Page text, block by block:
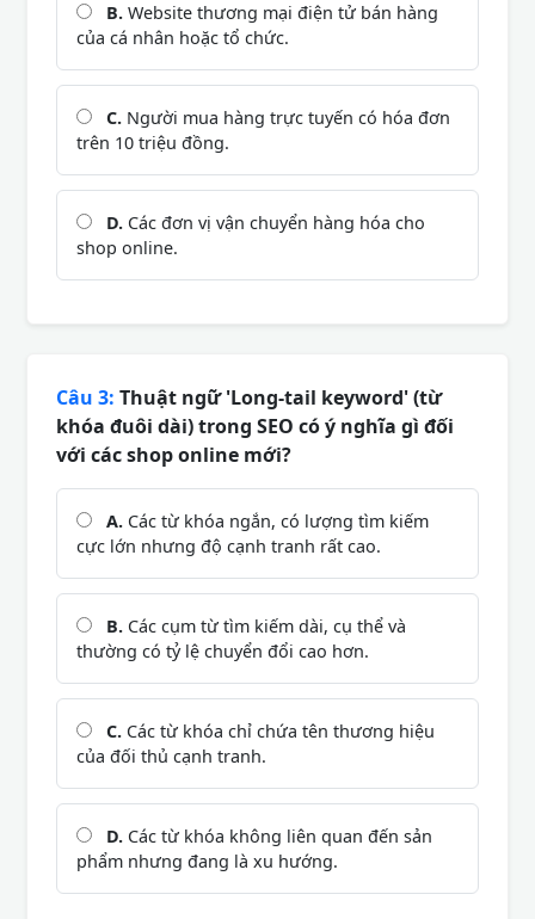
B. Website thương mại điện tử bán hàng
của cá nhân hoặc tổ chức.
C. Người mua hàng trực tuyến có hóa đơn
trên 10 triệu đồng.
D. Các đơn vị vận chuyển hàng hóa cho
shop online.
Câu 3: Thuật ngữ 'Long-tail keyword' (từ
khóa đuôi dài) trong SEO có ý nghĩa gì đối
với các shop online mới?
A. Các từ khóa ngắn, có lượng tìm kiếm
cực lớn nhưng độ cạnh tranh rất cao.
B. Các cụm từ tìm kiếm dài, cụ thể và
thường có tỷ lệ chuyển đổi cao hơn.
C. Các từ khóa chỉ chứa tên thương hiệu
của đối thủ cạnh tranh.
D. Các từ khóa không liên quan đến sản
phẩm nhưng đang là xu hướng.